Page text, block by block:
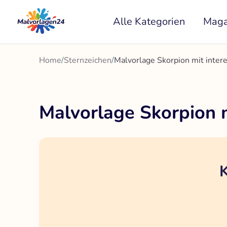
Inhalt
springen
Alle Kategorien
Home/Sternzeichen/Malvorlage Skorpion mit
Malvorlage Skorpion